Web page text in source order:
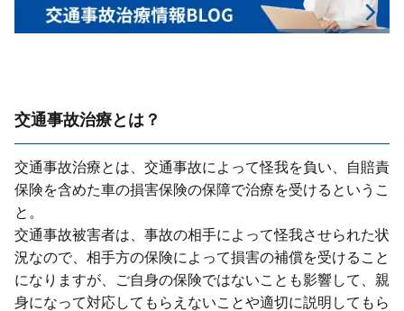
交通事故治療とは？
交通事故治療とは、交通事故によって怪我を負い、⾃賠責
保険を含めた⾞の損害保険の保障で治療を受けるというこ
と。
交通事故被害者は、事故の相⼿によって怪我させられた状
況なので、相⼿⽅の保険によって損害の補償を受けること
になりますが、ご⾃⾝の保険ではないことも影響して、親
⾝になって対応してもらえないことや適切に説明してもら